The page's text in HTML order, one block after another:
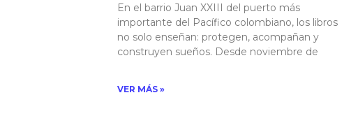
En el barrio Juan XXIII del puerto más
importante del Pacífico colombiano, los libros
no solo enseñan: protegen, acompañan y
construyen sueños. Desde noviembre de
VER MÁS »